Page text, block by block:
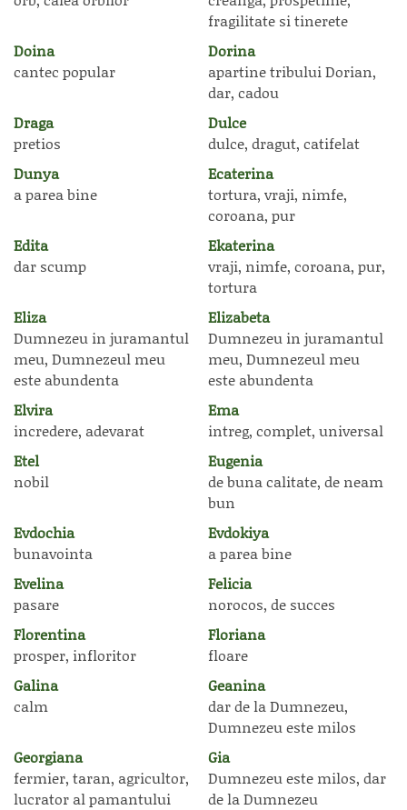
fragilitate si tinerete
Doina
cantec popular
Dorina
apartine tribului Dorian,
dar, cadou
Draga
pretios
Dulce
dulce, dragut, catifelat
Dunya
a parea bine
Ecaterina
tortura, vraji, nimfe,
coroana, pur
Edita
dar scump
Ekaterina
vraji, nimfe, coroana, pur,
tortura
Eliza
Dumnezeu in juramantul
meu, Dumnezeul meu
este abundenta
Elizabeta
Dumnezeu in juramantul
meu, Dumnezeul meu
este abundenta
Elvira
incredere, adevarat
Ema
intreg, complet, universal
Etel
nobil
Eugenia
de buna calitate, de neam
bun
Evdochia
bunavointa
Evdokiya
a parea bine
Evelina
pasare
Felicia
norocos, de succes
Florentina
prosper, infloritor
Floriana
floare
Galina
calm
Geanina
dar de la Dumnezeu,
Dumnezeu este milos
Georgiana
fermier, taran, agricultor,
lucrator al pamantului
Gia
Dumnezeu este milos, dar
de la Dumnezeu